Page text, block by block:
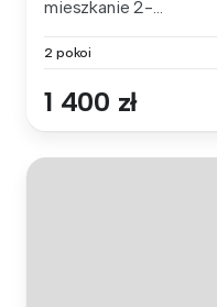
mieszkanie 2-...
2 pokoi
1 400 zł